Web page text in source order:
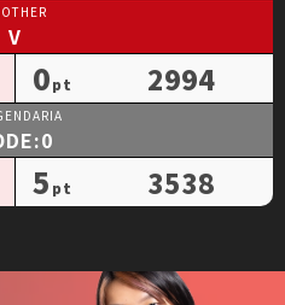
V
2994
0
3538
5